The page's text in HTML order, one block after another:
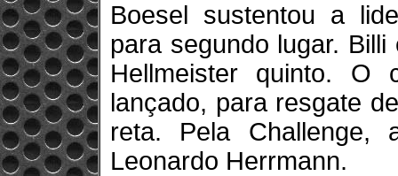
Boesel sustentou a
para segundo lugar.
Hellmeister quinto. O
lançado, para resgate
reta. Pela
Leonardo Herrmann.